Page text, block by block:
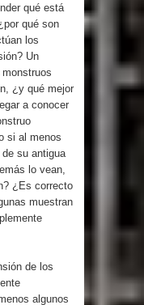
qué está
qué son
los
Un
¿y qué mejor
a conocer
si al menos
su antigua
lo vean,
¿Es correcto
muestran
de los
algunos